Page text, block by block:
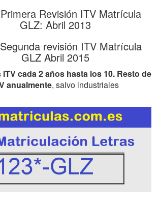
Revisión ITV Matrícula
GLZ: Abril 2013
revisión ITV Matrícula
GLZ Abril 2015
cada 2 años hasta los 10. Resto de
anualmente, salvo industriales